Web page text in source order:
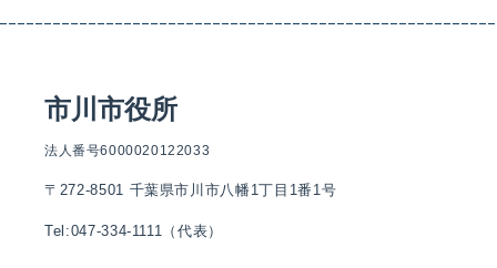
市川市役所
法人番号6000020122033
〒272-8501 千葉県市川市八幡1丁目1番1号
Tel:047-334-1111（代表）